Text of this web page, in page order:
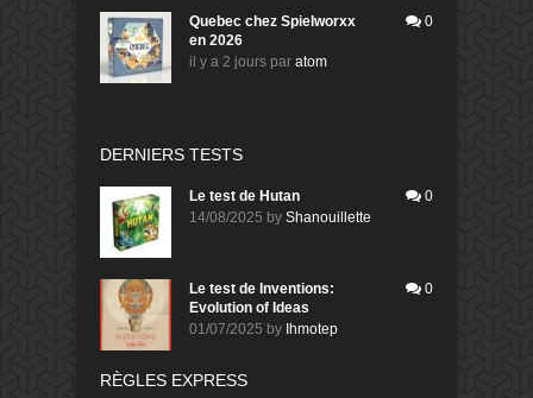
Quebec chez Spielworxx
en 2026
il y a 2 jours par atom
0
DERNIERS TESTS
Le test de Hutan
14/08/2025 by Shanouillette
0
Le test de Inventions:
Evolution of Ideas
01/07/2025 by Ihmotep
0
RÈGLES EXPRESS